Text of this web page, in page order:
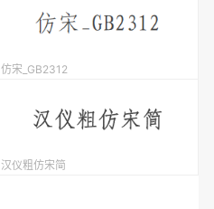
仿宋_GB2312
汉仪粗仿宋简